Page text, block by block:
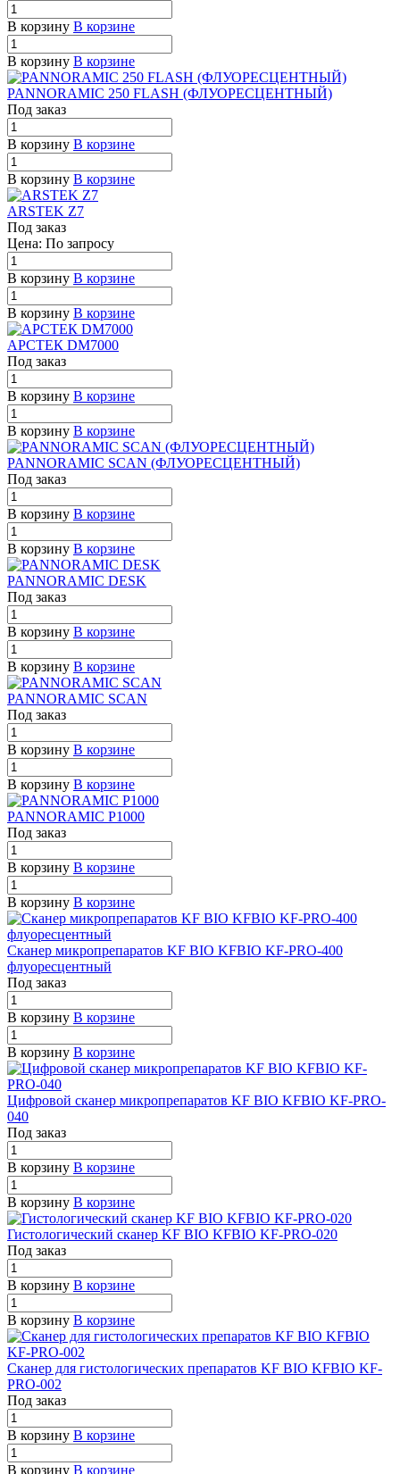
В корзину В корзине
В корзину В корзине
PANNORAMIC 250 FLASH (ФЛУОРЕСЦЕНТНЫЙ)
Под заказ
В корзину В корзине
В корзину В корзине
ARSTEK Z7
Под заказ
Цена: По запросу
В корзину В корзине
В корзину В корзине
АРСТЕК DM7000
Под заказ
В корзину В корзине
В корзину В корзине
PANNORAMIC SCAN (ФЛУОРЕСЦЕНТНЫЙ)
Под заказ
В корзину В корзине
В корзину В корзине
PANNORAMIC DESK
Под заказ
В корзину В корзине
В корзину В корзине
PANNORAMIC SCAN
Под заказ
В корзину В корзине
В корзину В корзине
PANNORAMIC P1000
Под заказ
В корзину В корзине
В корзину В корзине
Сканер микропрепаратов KF BIO KFBIO KF-PRO-400
флуоресцентный
Под заказ
В корзину В корзине
В корзину В корзине
Цифровой сканер микропрепаратов KF BIO KFBIO KF-PRO-
040
Под заказ
В корзину В корзине
В корзину В корзине
Гистологический сканер KF BIO KFBIO KF-PRO-020
Под заказ
В корзину В корзине
В корзину В корзине
Сканер для гистологических препаратов KF BIO KFBIO KF-
PRO-002
Под заказ
В корзину В корзине
В корзину В корзине